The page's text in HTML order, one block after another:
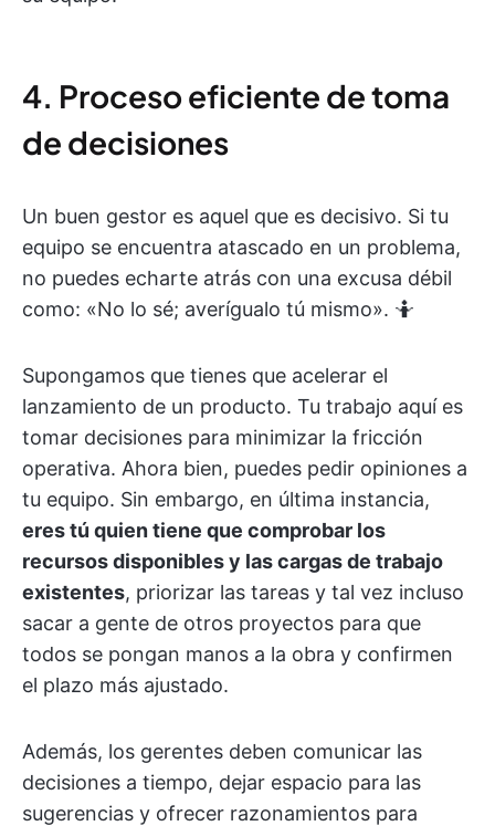
4. Proceso eficiente de toma
de decisiones
Un buen gestor es aquel que es decisivo. Si tu
equipo se encuentra atascado en un problema,
no puedes echarte atrás con una excusa débil
como: «No lo sé; averígualo tú mismo». 🤷
Supongamos que tienes que acelerar el
lanzamiento de un producto. Tu trabajo aquí es
tomar decisiones para minimizar la fricción
operativa. Ahora bien, puedes pedir opiniones a
tu equipo. Sin embargo, en última instancia,
eres tú quien tiene que comprobar los
recursos disponibles y las cargas de trabajo
existentes, priorizar las tareas y tal vez incluso
sacar a gente de otros proyectos para que
todos se pongan manos a la obra y confirmen
el plazo más ajustado.
Además, los gerentes deben comunicar las
decisiones a tiempo, dejar espacio para las
sugerencias y ofrecer razonamientos para